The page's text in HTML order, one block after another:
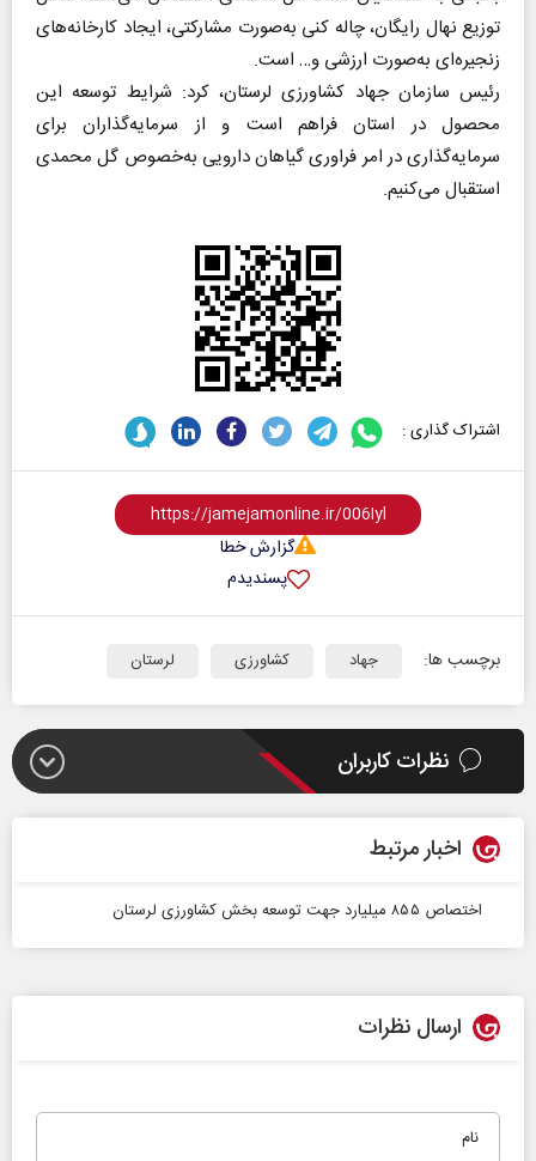
توزیع نهال رایگان، چاله کنی به‌صورت مشارکتی، ایجاد کارخانه‌های
زنجیره‌ای به‌صورت ارزشی و… است.
رئیس سازمان جهاد کشاورزی لرستان، کرد: شرایط توسعه این
محصول در استان فراهم است و از سرمایه‌گذاران برای
سرمایه‌گذاری در امر فراوری گیاهان دارویی به‌خصوص گل محمدی
استقبال می‌کنیم.
اشتراک گذاری :
گزارش خطا
پسندیدم
برچسب ها: جهاد کشاورزی لرستان
نظرات کاربران
اخبار مرتبط
اختصاص ۸۵۵ میلیارد جهت توسعه بخش کشاورزی لرستان
ارسال نظرات